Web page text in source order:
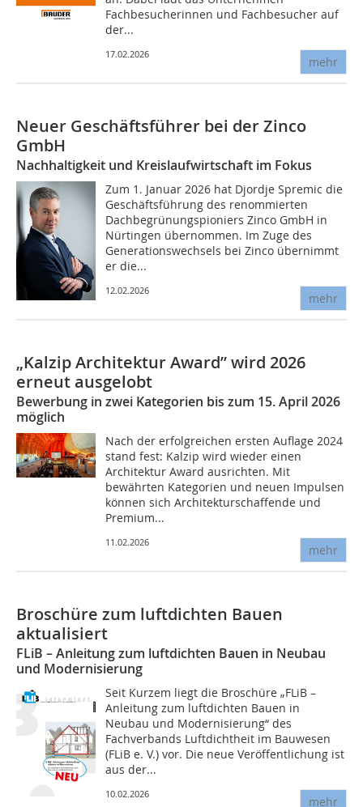
Fachbesucherinnen und Fachbesucher auf
der...
17.02.2026
mehr
Neuer Geschäftsführer bei der Zinco
GmbH
Nachhaltigkeit und Kreislaufwirtschaft im Fokus
Zum 1. Januar 2026 hat Djordje Spremic die
Geschäftsführung des renommierten
Dachbegrünungspioniers Zinco GmbH in
Nürtingen übernommen. Im Zuge des
Generationswechsels bei Zinco übernimmt
er die...
12.02.2026
mehr
„Kalzip Architektur Award” wird 2026
erneut ausgelobt
Bewerbung in zwei Kategorien bis zum 15. April 2026
möglich
Nach der erfolgreichen ersten Auflage 2024
stand fest: Kalzip wird wieder einen
Architektur Award ausrichten. Mit
bewährten Kategorien und neuen Impulsen
können sich Architekturschaffende und
Premium...
11.02.2026
mehr
Broschüre zum luftdichten Bauen
aktualisiert
FLiB – Anleitung zum luftdichten Bauen in Neubau
und Modernisierung
Seit Kurzem liegt die Broschüre „FLiB –
Anleitung zum luftdichten Bauen in
Neubau und Modernisierung“ des
Fachverbands Luftdichtheit im Bauwesen
(FLiB e. V.) vor. Die neue Veröffentlichung ist
aus der...
10.02.2026
mehr